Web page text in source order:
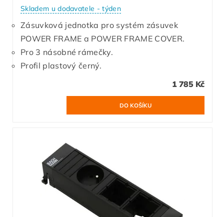
Skladem u dodavatele - týden
Zásuvková jednotka pro systém zásuvek
POWER FRAME a POWER FRAME COVER.
Pro 3 násobné rámečky.
Profil plastový černý.
1 785 Kč